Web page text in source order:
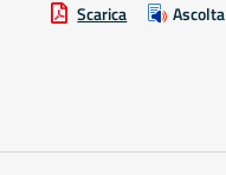
Scarica Ascolta